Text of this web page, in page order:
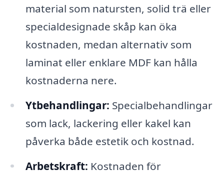
material som natursten, solid trä eller
specialdesignade skåp kan öka
kostnaden, medan alternativ som
laminat eller enklare MDF kan hålla
kostnaderna nere.
Ytbehandlingar: Specialbehandlingar
som lack, lackering eller kakel kan
påverka både estetik och kostnad.
Arbetskraft: Kostnaden för